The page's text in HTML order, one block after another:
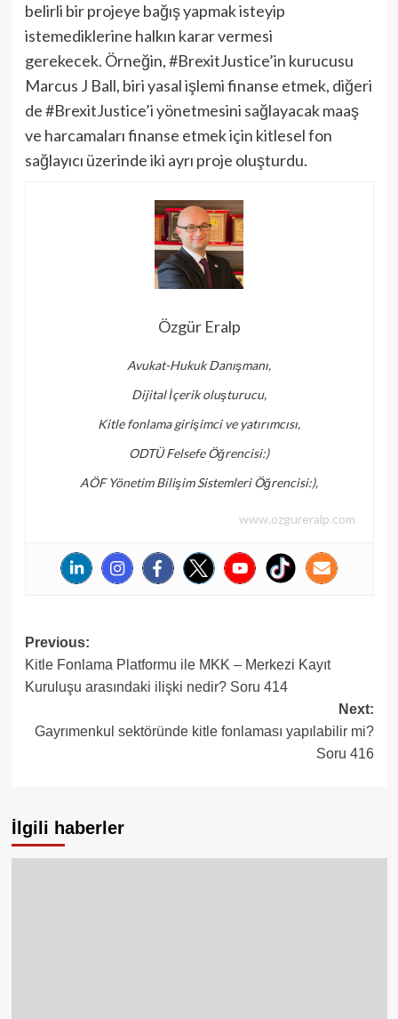
belirli bir projeye bağış yapmak isteyip
istemediklerine halkın karar vermesi
gerekecek. Örneğin, #BrexitJustice’in kurucusu
Marcus J Ball, biri yasal işlemi finanse etmek, diğeri
de #BrexitJustice’i yönetmesini sağlayacak maaş
ve harcamaları finanse etmek için kitlesel fon
sağlayıcı üzerinde iki ayrı proje oluşturdu.
Özgür Eralp
Avukat-Hukuk Danışmanı,
Dijital İçerik oluşturucu,
Kitle fonlama girişimci ve yatırımcısı,
ODTÜ Felsefe Öğrencisi:)
AÖF Yönetim Bilişim Sistemleri Öğrencisi:),
www.ozgureralp.com
Post
navigation
Previous:
Kitle Fonlama Platformu ile MKK – Merkezi Kayıt
Kuruluşu arasındaki ilişki nedir? Soru 414
Next:
Gayrımenkul sektöründe kitle fonlaması yapılabilir mi?
Soru 416
İlgili haberler